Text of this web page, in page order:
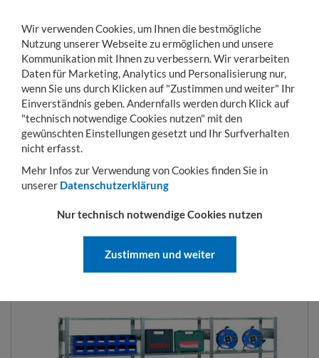
Toggle
navigation
MENÜ KONTO WARENKORB
Sie sind hier: Betriebseinrichtung Regale
REGAL MIT STECKSYSTEM H X B
Wir verwenden Cookies, um Ihnen die bestmögliche
Nutzung unserer Webseite zu ermöglichen und unsere
Kommunikation mit Ihnen zu verbessern. Wir verarbeiten
Daten für Marketing, Analytics und Personalisierung nur,
wenn Sie uns durch Klicken auf "Zustimmen und weiter" Ihr
Einverständnis geben. Andernfalls werden durch Klick auf
"technisch notwendige Cookies nutzen" mit den
gewünschten Einstellungen gesetzt und Ihr Surfverhalten
nicht erfasst.
Mehr Infos zur Verwendung von Cookies finden Sie in
unserer Datenschutzerklärung
Nur technisch notwendige Cookies nutzen
Zustimmen und weiter